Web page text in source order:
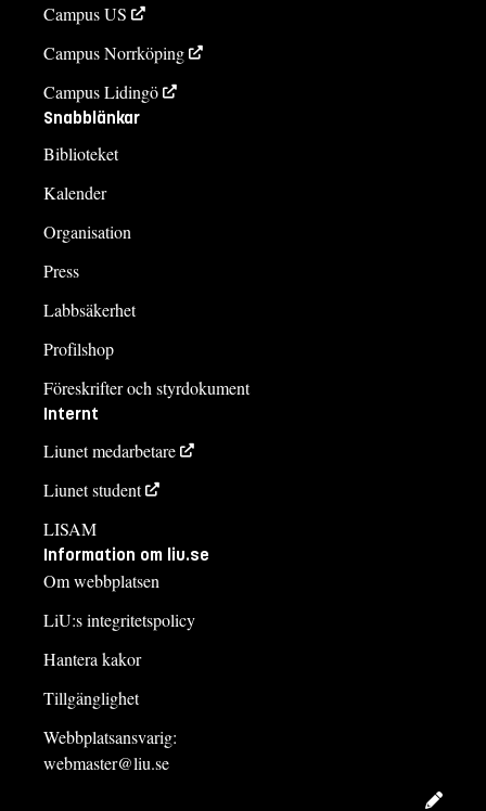
Campus US
Campus Norrköping
Campus Lidingö
Snabblänkar
Biblioteket
Kalender
Organisation
Press
Labbsäkerhet
Profilshop
Föreskrifter och styrdokument
Internt
Liunet medarbetare
Liunet student
LISAM
Information om liu.se
Om webbplatsen
LiU:s integritetspolicy
Hantera kakor
Tillgänglighet
Webbplatsansvarig:
webmaster@liu.se